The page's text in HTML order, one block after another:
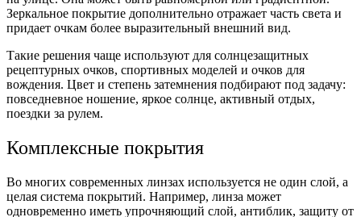
Зеркальное покрытие дополнительно отражает часть света и
придает очкам более выразительный внешний вид.
Такие решения чаще используют для солнцезащитных
рецептурных очков, спортивных моделей и очков для
вождения. Цвет и степень затемнения подбирают под задачу:
повседневное ношение, яркое солнце, активный отдых,
поездки за рулем.
Комплексные покрытия
Во многих современных линзах используется не один слой, а
целая система покрытий. Например, линза может
одновременно иметь упрочняющий слой, антиблик, защиту от